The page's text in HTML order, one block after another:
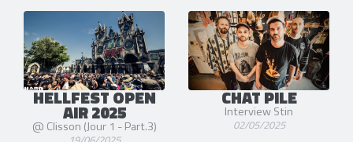
HELLFEST OPEN
AIR 2025
@ Clisson (Jour 1 - Part.3)
CHAT PILE
Interview Stin
02/05/2025